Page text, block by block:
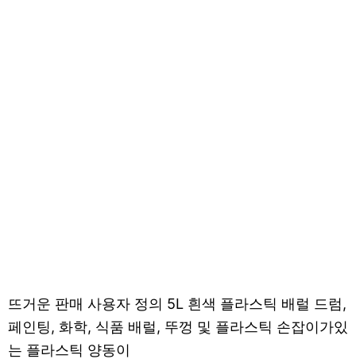
뜨거운 판매 사용자 정의 5L 흰색 플라스틱 배럴 드럼,
페인팅, 화학, 식품 배럴, 뚜껑 및 플라스틱 손잡이가있
는 플라스틱 양동이